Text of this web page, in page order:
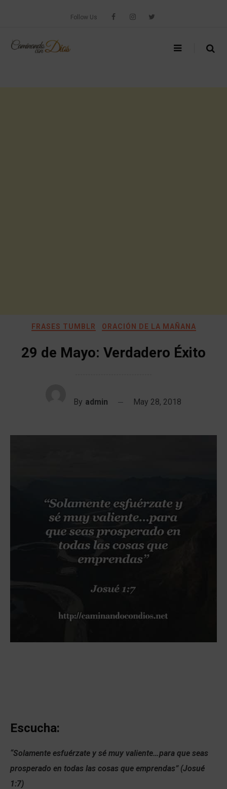
Follow Us
FRASES TUMBLR ORACIÓN DE LA MAÑANA
29 de Mayo: Verdadero Éxito
By admin May 28, 2018
Escucha:
“Solamente esfuérzate y sé muy valiente…para que seas
prosperado en todas las cosas que emprendas” (Josué
1:7)